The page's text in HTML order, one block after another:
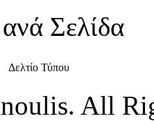
Σελίδα
Δελτίο Τύπου
All